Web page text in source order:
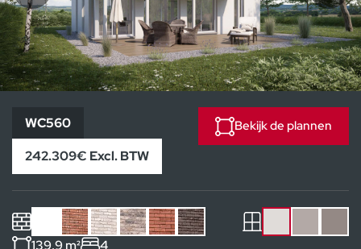
WC560
242.309€ Excl. BTW
Bekijk de plannen
139.9 m² 4